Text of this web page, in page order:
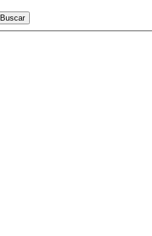
Buscar